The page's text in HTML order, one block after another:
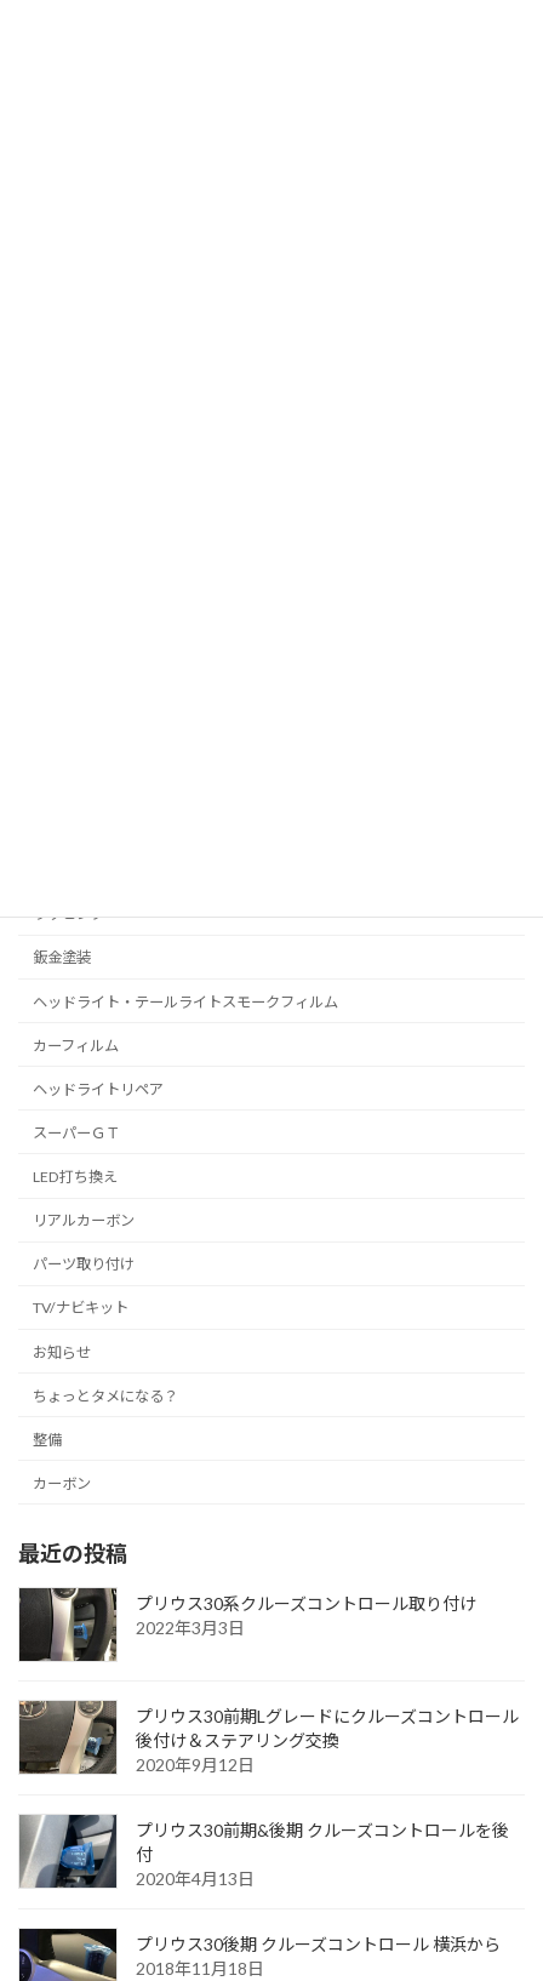
ラッピング
鈑金塗装
ヘッドライト・テールライトスモークフィルム
カーフィルム
ヘッドライトリペア
スーパーＧＴ
LED打ち換え
リアルカーボン
パーツ取り付け
TV/ナビキット
お知らせ
ちょっとタメになる？
整備
カーボン
最近の投稿
プリウス30系クルーズコントロール取り付け
2022年3月3日
プリウス30前期Lグレードにクルーズコントロール
後付け＆ステアリング交換
2020年9月12日
プリウス30前期&後期 クルーズコントロールを後
付
2020年4月13日
プリウス30後期 クルーズコントロール 横浜から
2018年11月18日